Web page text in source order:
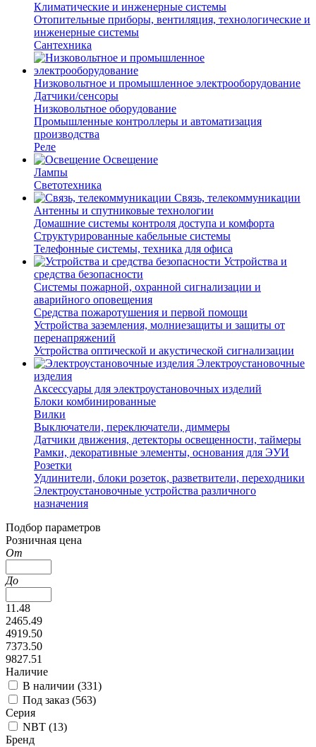
Климатические и инженерные системы
Отопительные приборы, вентиляция, технологические и
инженерные системы
Сантехника
Низковольтное и промышленное электрооборудование
Датчики/сенсоры
Низковольтное оборудование
Промышленные контроллеры и автоматизация
производства
Реле
Освещение
Лампы
Светотехника
Связь, телекоммуникации
Антенны и спутниковые технологии
Домашние системы контроля доступа и комфорта
Структурированные кабельные системы
Телефонные системы, техника для офиса
Устройства и
средства безопасности
Системы пожарной, охранной сигнализации и
аварийного оповещения
Средства пожаротушения и первой помощи
Устройства заземления, молниезащиты и защиты от
перенапряжений
Устройства оптической и акустической сигнализации
Электроустановочные
изделия
Аксессуары для электроустановочных изделий
Блоки комбинированные
Вилки
Выключатели, переключатели, диммеры
Датчики движения, детекторы освещенности, таймеры
Рамки, декоративные элементы, основания для ЭУИ
Розетки
Удлинители, блоки розеток, разветвители, переходники
Электроустановочные устройства различного
назначения
Подбор параметров
Розничная цена
От
До
11.48
2465.49
4919.50
7373.50
9827.51
Наличие
В наличии (331)
Под заказ (563)
Серия
NBT (13)
Бренд